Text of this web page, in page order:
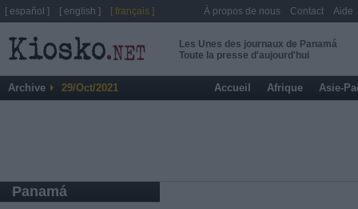
Les Unes des journaux de Panamá
Toute la presse d'aujourd'hui
Archive 29/Oct/2021 Accueil Afrique Asie-
Panamá
[ español ] [ english ] [ français ] À propos de nous Contact Aide